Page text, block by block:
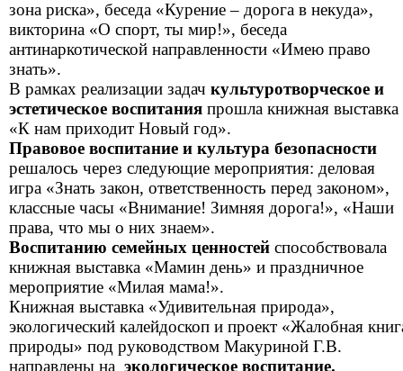
зона риска», беседа «Курение – дорога в некуда»,
викторина «О спорт, ты мир!», беседа
антинаркотической направленности «Имею право
знать».
В рамках реализации задач культуротворческое и
эстетическое воспитания прошла книжная выставка
«К нам приходит Новый год».
Правовое воспитание и культура безопасности
решалось через следующие мероприятия: деловая
игра «Знать закон, ответственность перед законом»,
классные часы «Внимание! Зимняя дорога!», «Наши
права, что мы о них знаем».
Воспитанию семейных ценностей способствовала
книжная выставка «Мамин день» и праздничное
мероприятие «Милая мама!».
Книжная выставка «Удивительная природа»,
экологический калейдоскоп и проект «Жалобная
природы» под руководством Макуриной Г.В.
направлены на экологическое воспитание.